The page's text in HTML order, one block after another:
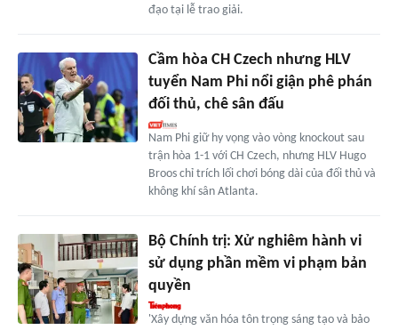
đạo tại lễ trao giải.
Cầm hòa CH Czech nhưng HLV
tuyển Nam Phi nổi giận phê phán
đối thủ, chê sân đấu
Nam Phi giữ hy vọng vào vòng knockout sau
trận hòa 1-1 với CH Czech, nhưng HLV Hugo
Broos chỉ trích lối chơi bóng dài của đối thủ và
không khí sân Atlanta.
Bộ Chính trị: Xử nghiêm hành vi
sử dụng phần mềm vi phạm bản
quyền
'Xây dựng văn hóa tôn trọng sáng tạo và bảo